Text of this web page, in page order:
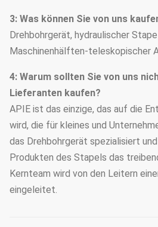
3: Was können Sie von uns
Drehbohrgerät, hydraulischer
Maschinenhälften-teleskopischer
4: Warum sollten Sie von uns
Lieferanten kaufen?
APIE ist das einzige, das auf die
wird, die für kleines und
das Drehbohrgerät spezialisiert
Produkten des Stapels das
Kernteam wird von den Leitern
eingeleitet.